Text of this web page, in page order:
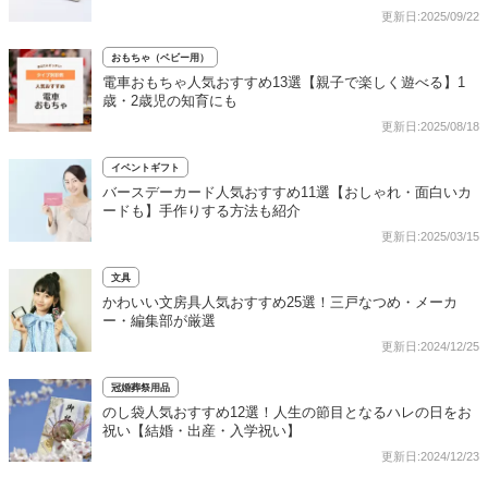
更新日:2025/09/22
おもちゃ（ベビー用）
電車おもちゃ人気おすすめ13選【親子で楽しく遊べる】1
歳・2歳児の知育にも
更新日:2025/08/18
イベントギフト
バースデーカード人気おすすめ11選【おしゃれ・面白いカ
ードも】手作りする方法も紹介
更新日:2025/03/15
文具
かわいい文房具人気おすすめ25選！三戸なつめ・メーカ
ー・編集部が厳選
更新日:2024/12/25
冠婚葬祭用品
のし袋人気おすすめ12選！人生の節目となるハレの日をお
祝い【結婚・出産・入学祝い】
更新日:2024/12/23